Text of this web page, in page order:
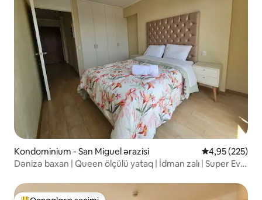
Kondominium - San Miguel ərazisi Ortalama
4,95 (225)
Dənizə baxan | Queen ölçülü yataq | İdman zalı | Super Ev